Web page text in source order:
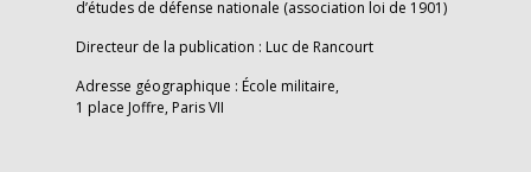
d’études de défense nationale (association loi de 1901)
Directeur de la publication : Luc de Rancourt
Adresse géographique : École militaire,
1 place Joffre, Paris VII